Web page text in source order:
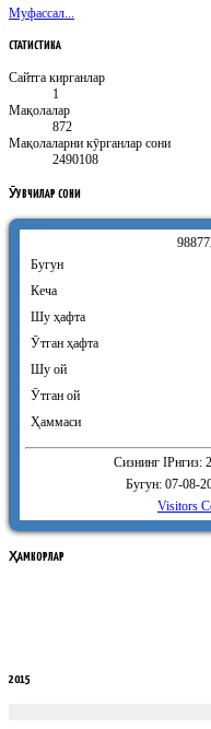
Муфассал...
СТАТИСТИКА
Сайтга кирганлар
1
Мақолалар
872
Мақолаларни кӯрганлар сони
2490108
ӮҚУВЧИЛАРСОНИ
98877
Бугун
Кеча
Шу ҳафта
Ӯтган ҳафта
Шу ой
Ӯтган ой
Ҳаммаси
Сизнинг IPнгиз:
Бугун: 07-08-
Visitors
ҲАМКОРЛАР
2015